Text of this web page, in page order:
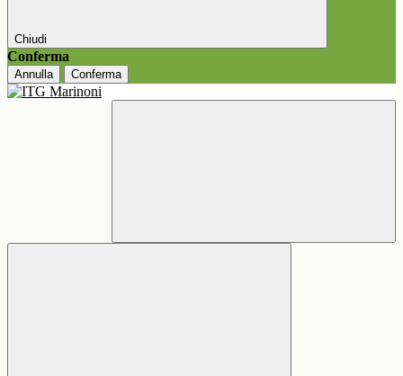
Chiudi
Conferma
Annulla Conferma